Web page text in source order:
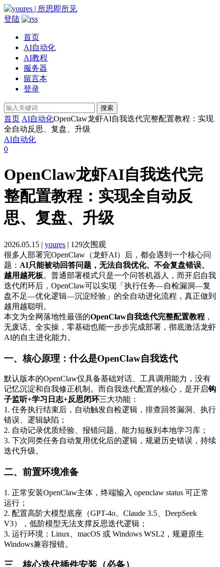
登陆
首页
AI自动化
AI教程
服务器
留言本
登录
搜索
首页 AI自动化OpenClaw龙虾AI自我迭代完整配置教程：实现
全自动反思、复盘、升级
AI自动化
0
OpenClaw龙虾AI自我迭代完
整配置教程：实现全自动反
思、复盘、升级
2026.05.15 | youres | 129次围观
很多人部署完OpenClaw（龙虾AI）后，都会遇到一个核心问
题： AI只能被动回答问题，无法自我优化、不会复盘错误、
越用越死板。普通部署模式只是一个问答机器人，而开启自我
迭代闭环后，OpenClaw可以实现「执行任务—自检漏洞—复
盘不足—优化逻辑—沉淀经验」的全自动进化流程，真正做到
越用越聪明。
本文为全网落地性最强的OpenClaw自我迭代完整配置教程 ，
无废话、全实操，零基础也能一步步完成部署，彻底激活龙虾
AI的自主进化能力。
一、核心原理：什么是OpenClaw自我迭代
默认版本的OpenClaw仅具备基础对话、工具调用能力，没有
记忆沉淀和自我修正机制。而自我迭代配置的核心，是开启钩
子监听+学习日志+反思闭环三大功能：
1. 任务执行结束后，自动触发自检逻辑，排查回答漏洞、执行
错误、逻辑缺陷；
2. 自动记录优质经验、报错问题、能力短板到本地学习库；
3. 下次同类任务自动复用优化后的逻辑，规避历史错误，持续
迭代升级。
二、前置环境准备
1. 正常安装OpenClaw主体，终端输入 openclaw status 可正常
运行；
2. 配置高阶大模型底座（GPT-4o、Claude 3.5、DeepSeek
V3），低阶模型无法支撑反思迭代逻辑；
3. 运行环境：Linux、macOS 或 Windows WSL2，规避原生
Windows兼容报错。